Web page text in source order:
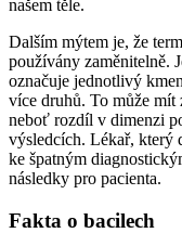
našem těle.
Dalším mýtem je, že
používány zaměnitelně.
označuje jednotlivý
více druhů. To může mít
neboť rozdíl v dimenzi
výsledcích. Lékař, který
ke špatným
následky pro pacienta.
Fakta o bacilech